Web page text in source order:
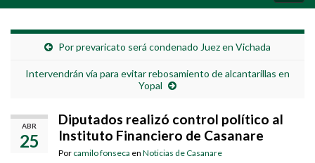
Por prevaricato será condenado Juez en Vichada
Intervendrán vía para evitar rebosamiento de alcantarillas en
Yopal
ABR
25
Diputados realizó control político al
Instituto Financiero de Casanare
Por camilo fonseca en Noticias de Casanare